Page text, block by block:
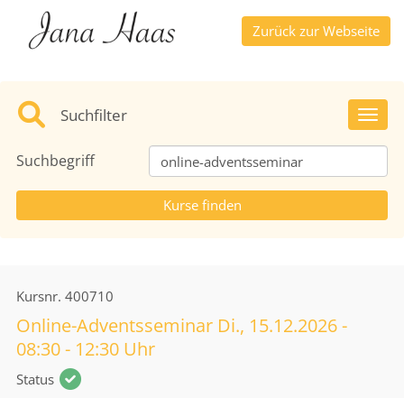
Zurück zur Webseite
Suchfilter
Suchbegriff
Kursnr. 400710
Online-Adventsseminar Di., 15.12.2026 -
08:30 - 12:30 Uhr
Status